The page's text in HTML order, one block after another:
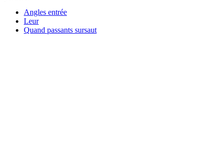
Angles entrée
Leur
Quand passants sursaut